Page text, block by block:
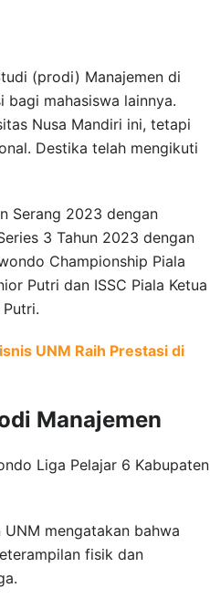
(prodi) Manajemen di
bagi mahasiswa lainnya.
Nusa Mandiri ini, tetapi
Destika telah mengikuti
Serang 2023 dengan
3 Tahun 2023 dengan
Championship Piala
Putri dan ISSC Piala Ketua
UNM Raih Prestasi di
Manajemen
Liga Pelajar 6 Kabupaten
mengatakan bahwa
fisik dan